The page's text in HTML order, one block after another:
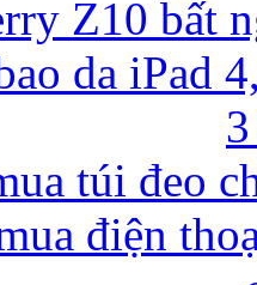
Z10 bất
da iPad
túi đeo
điện